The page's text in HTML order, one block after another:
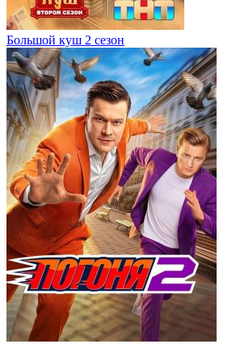
Большой куш 2 сезон